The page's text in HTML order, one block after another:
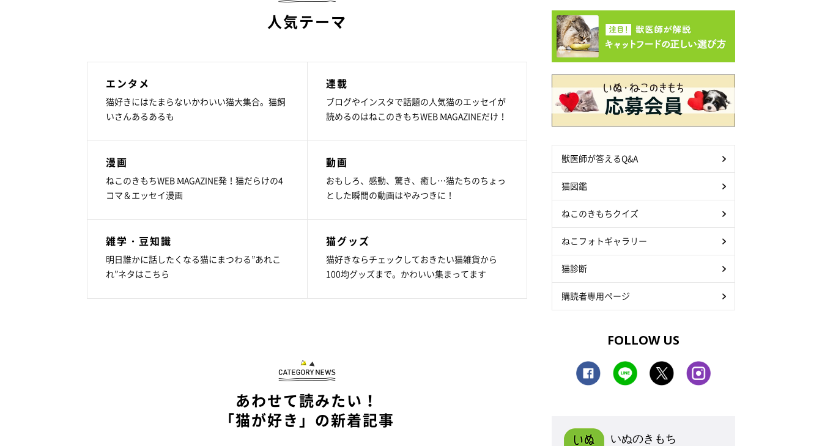
人気テーマ
エンタメ
猫好きにはたまらないかわいい猫大集合。猫飼
いさんあるあるも
連載
ブログやインスタで話題の人気猫のエッセイが
読めるのはねこのきもちWEB MAGAZINEだけ！
漫画
ねこのきもちWEB MAGAZINE発！猫だらけの4
コマ＆エッセイ漫画
動画
おもしろ、感動、驚き、癒し…猫たちのちょっ
とした瞬間の動画はやみつきに！
雑学・豆知識
明日誰かに話したくなる猫にまつわる”あれこ
れ”ネタはこちら
猫グッズ
猫好きならチェックしておきたい猫雑貨から
100均グッズまで。かわいい集まってます
あわせて読みたい！
「猫が好き」の新着記事
獣医師が答えるQ&A
猫図鑑
ねこのきもちクイズ
ねこフォトギャラリー
猫診断
購読者専用ページ
FOLLOW US
いぬのきもち